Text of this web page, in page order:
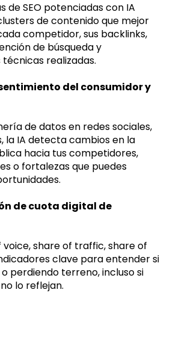
de SEO potenciadas con IA
de contenido que mejor
competidor, sus backlinks,
de búsqueda y
realizadas.
del consumidor y
de datos en redes sociales,
la IA detecta cambios en la
hacia tus competidores,
o fortalezas que puedes
de cuota digital de
voice, share of traffic, share of
clave para entender si
perdiendo terreno, incluso si
lo reflejan.